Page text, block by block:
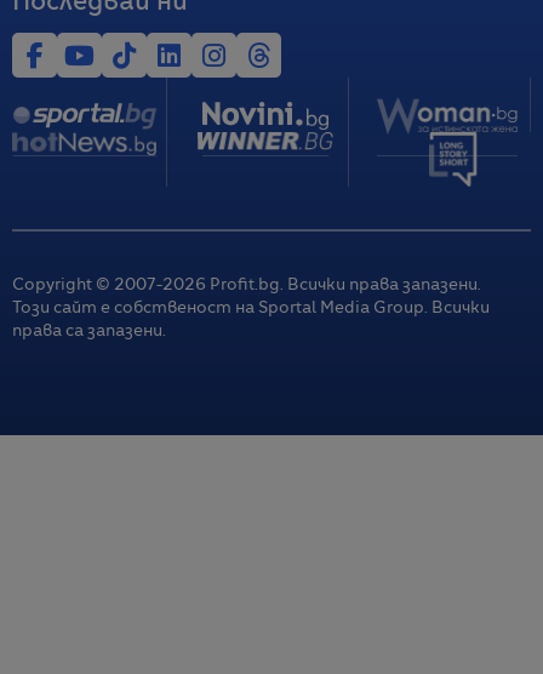
Copyright © 2007-2026 Profit.bg. Всички права запазени.
Този сайт е собственост на Sportal Media Group. Всички
права са запазени.